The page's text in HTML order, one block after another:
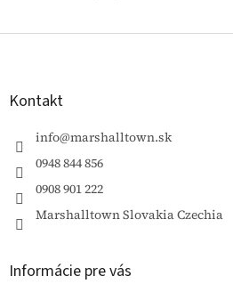
Z
Kontakt
info@marshalltown.sk
0948 844 856
0908 901 222
Marshalltown Slovakia Czechia
Informácie pre vás